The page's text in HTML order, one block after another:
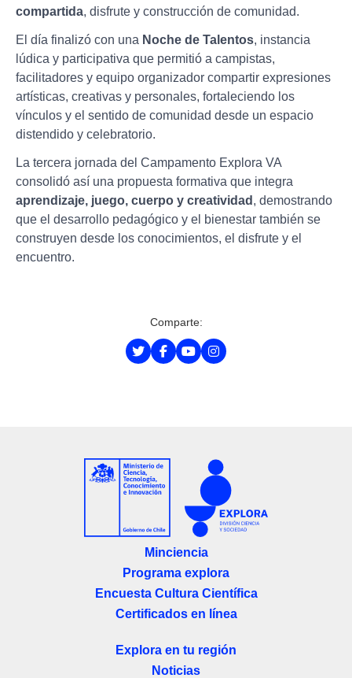
compartida, disfrute y construcción de comunidad.
El día finalizó con una Noche de Talentos, instancia
lúdica y participativa que permitió a campistas,
facilitadores y equipo organizador compartir expresiones
artísticas, creativas y personales, fortaleciendo los
vínculos y el sentido de comunidad desde un espacio
distendido y celebratorio.
La tercera jornada del Campamento Explora VA
consolidó así una propuesta formativa que integra
aprendizaje, juego, cuerpo y creatividad , demostrando
que el desarrollo pedagógico y el bienestar también se
construyen desde los conocimientos, el disfrute y el
encuentro.
Comparte:
Minciencia
Programa explora
Encuesta Cultura Científica
Certificados en línea
Explora en tu región
Noticias